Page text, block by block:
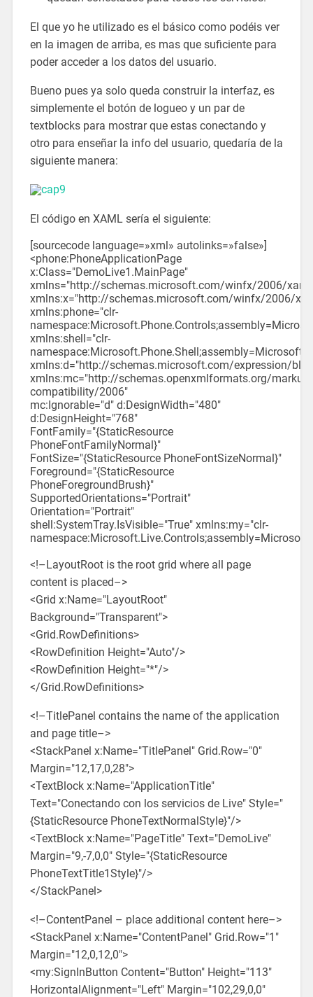
El que yo he utilizado es el básico como podéis ver
en la imagen de arriba, es mas que suficiente para
poder acceder a los datos del usuario.
Bueno pues ya solo queda construir la interfaz, es
simplemente el botón de logueo y un par de
textblocks para mostrar que estas conectando y
otro para enseñar la info del usuario, quedaría de la
siguiente manera:
El código en XAML sería el siguiente:
[sourcecode language=»xml» autolinks=»false»]
<phone:PhoneApplicationPage
x:Class="DemoLive1.MainPage"
xmlns="http://schemas.microsoft.com/winfx/2006/
xmlns:x="http://schemas.microsoft.com/winfx/2006/
xmlns:phone="clr-
xmlns:shell="clr-
xmlns:d="http://schemas.microsoft.com/expression/
xmlns:mc="http://schemas.openxmlformats.org/markup-
compatibility/2006"
mc:Ignorable="d" d:DesignWidth="480"
d:DesignHeight="768"
FontFamily="{StaticResource
PhoneFontFamilyNormal}"
FontSize="{StaticResource PhoneFontSizeNormal}"
Foreground="{StaticResource
PhoneForegroundBrush}"
SupportedOrientations="Portrait"
Orientation="Portrait"
shell:SystemTray.IsVisible="True" xmlns:my="clr-
<!–LayoutRoot is the root grid where all page
content is placed–>
<Grid x:Name="LayoutRoot"
Background="Transparent">
<Grid.RowDefinitions>
<RowDefinition Height="Auto"/>
<RowDefinition Height="*"/>
</Grid.RowDefinitions>
<!–TitlePanel contains the name of the application
and page title–>
<StackPanel x:Name="TitlePanel" Grid.Row="0"
Margin="12,17,0,28">
<TextBlock x:Name="ApplicationTitle"
Text="Conectando con los servicios de Live" Style="
{StaticResource PhoneTextNormalStyle}"/>
<TextBlock x:Name="PageTitle" Text="DemoLive"
Margin="9,-7,0,0" Style="{StaticResource
PhoneTextTitle1Style}"/>
</StackPanel>
<!–ContentPanel – place additional content here–>
<StackPanel x:Name="ContentPanel" Grid.Row="1"
Margin="12,0,12,0">
<my:SignInButton Content="Button" Height="113"
HorizontalAlignment="Left" Margin="102,29,0,0"